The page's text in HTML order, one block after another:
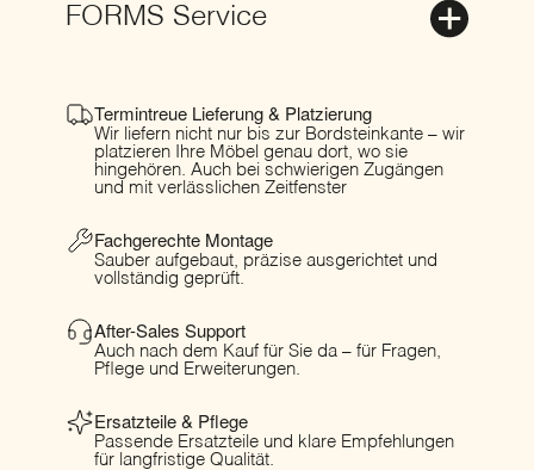
FORMS Service
Termintreue Lieferung & Platzierung
Wir liefern nicht nur bis zur Bordsteinkante – wir
platzieren Ihre Möbel genau dort, wo sie
hingehören. Auch bei schwierigen Zugängen
und mit verlässlichen Zeitfenster
Fachgerechte Montage
Sauber aufgebaut, präzise ausgerichtet und
vollständig geprüft.
After-Sales Support
Auch nach dem Kauf für Sie da – für Fragen,
Pflege und Erweiterungen.
Ersatzteile & Pflege
Passende Ersatzteile und klare Empfehlungen
für langfristige Qualität.